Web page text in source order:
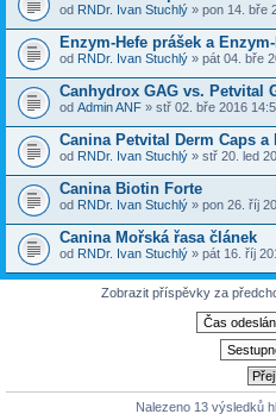
od RNDr. Ivan Stuchlý » pon 14. bře
Enzym-Hefe prášek a
od RNDr. Ivan Stuchlý » pát 04. bře
Canhydrox GAG vs. Petvital
od Admin ANF » stř 02. bře 2016
Canina Petvital Derm Caps a
od RNDr. Ivan Stuchlý » stř 20. led
Canina Biotin Forte
od RNDr. Ivan Stuchlý » pon 26. říj
Canina Mořská řasa článek
od RNDr. Ivan Stuchlý » pát 16. říj
Zobrazit příspěvky za
Nalezeno 13 výsledků